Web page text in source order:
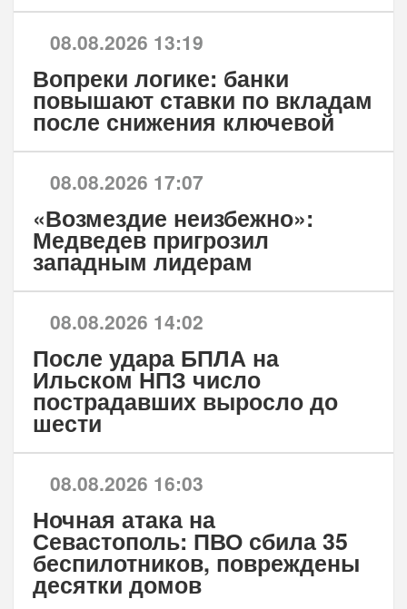
08.08.2026 13:19
Вопреки логике: банки
повышают ставки по вкладам
после снижения ключевой
08.08.2026 17:07
«Возмездие неизбежно»:
Медведев пригрозил
западным лидерам
08.08.2026 14:02
После удара БПЛА на
Ильском НПЗ число
пострадавших выросло до
шести
08.08.2026 16:03
Ночная атака на
Севастополь: ПВО сбила 35
беспилотников, повреждены
десятки домов